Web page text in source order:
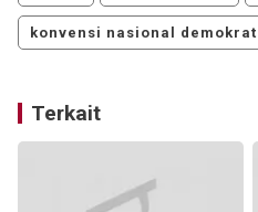
konvensi nasional demokrat
Terkait